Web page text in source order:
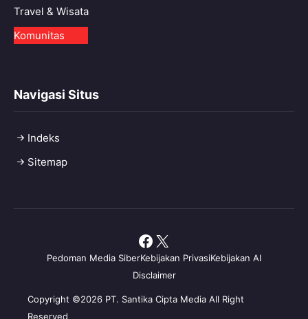
Travel & Wisata
Komunitas
Navigasi Situs
Indeks
Sitemap
Copyright ©2026 PT. Santika Cipta Media All Right
Reserved
Pedoman Media SiberKebijakan PrivasiKebijakan AI
Disclaimer
Facebook
X